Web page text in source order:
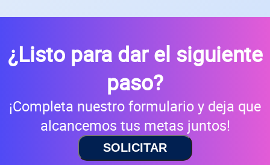
¿Listo para dar el siguiente
paso?
¡Completa nuestro formulario y deja que
alcancemos tus metas juntos!
SOLICITAR